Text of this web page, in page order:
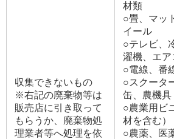
収集できないもの
※右記の廃棄物等は
販売店に引き取って
もらうか、廃棄物処
理業者等へ処理を依
材類
○畳、マッ
イール
○テレビ、
濯機、エア
○電線、番
○スクータ
缶、農機具
○農業用ビ
材を含む）
○農薬、医